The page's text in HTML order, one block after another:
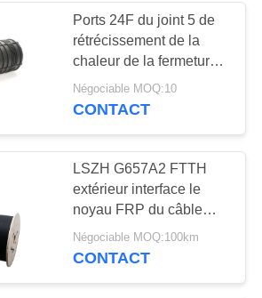
de correction
MTP
équipé de
177
Ports 24F du joint 5 de
rétrécissement de la
chaleur de la fermeture
IP68 d'épissure de fibre
de dôme de pp GF 144C
Négociable MOQ:10
CONTACT
LSZH G657A2 FTTH
extérieur interface le
noyau FRP du câble
GJYXCH 1/2/4
Négociable MOQ:100km
CONTACT